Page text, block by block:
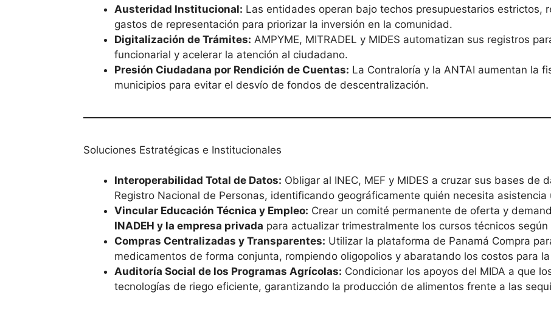
Austeridad Institucional: Las entidades operan bajo techos presupuestarios estrictos,
gastos de representación para priorizar la inversión en la comunidad.
Digitalización de Trámites: AMPYME, MITRADEL y MIDES automatizan sus registros
funcionarial y acelerar la atención al ciudadano.
Presión Ciudadana por Rendición de Cuentas: La Contraloría y la ANTAI aumentan la
municipios para evitar el desvío de fondos de descentralización.
Soluciones Estratégicas e Institucionales
Interoperabilidad Total de Datos: Obligar al INEC, MEF y MIDES a cruzar sus bases de
Registro Nacional de Personas, identificando geográficamente quién necesita asistencia
Vincular Educación Técnica y Empleo: Crear un comité permanente de oferta y
INADEH y la empresa privada para actualizar trimestralmente los cursos técnicos
Compras Centralizadas y Transparentes: Utilizar la plataforma de Panamá Compra
medicamentos de forma conjunta, rompiendo oligopolios y abaratando los costos para
Auditoría Social de los Programas Agrícolas: Condicionar los apoyos del MIDA a que
tecnologías de riego eficiente, garantizando la producción de alimentos frente a las